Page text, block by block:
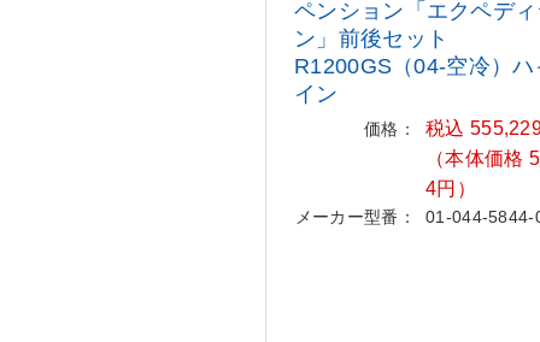
ペンション 「エクペデ
ン」前後セット
R1200GS（04-空冷）ハ
イン
価格：
税込
（本体価格
4円）
メーカー型番： 01-044-5844-